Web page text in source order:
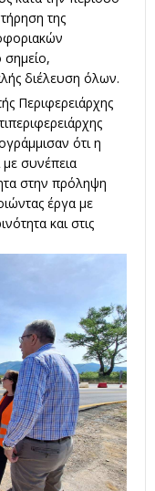
της
διέλευση όλων.
Περιφερειάρχης
ότι η
συνέπεια
στην πρόληψη
έργα με
και στις